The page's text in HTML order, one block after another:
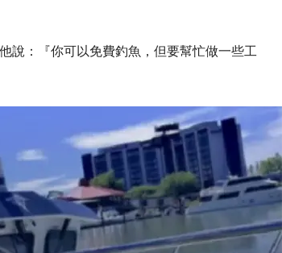
說：『你可以免費釣魚，但要幫忙做一些工